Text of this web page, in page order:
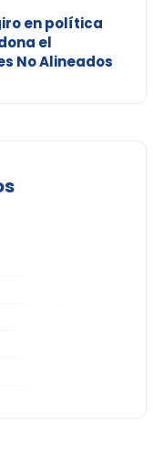
en política
el
No Alineados